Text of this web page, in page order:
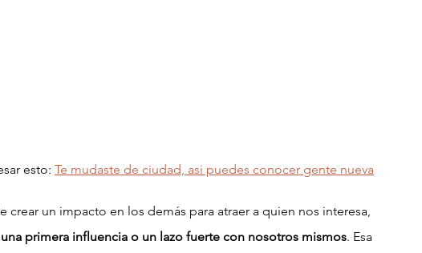
esto: Te mudaste de ciudad, asi puedes conocer gente nueva
crear un impacto en los demás para atraer a quien nos interesa,
primera influencia o un lazo fuerte con nosotros mismos. Esa